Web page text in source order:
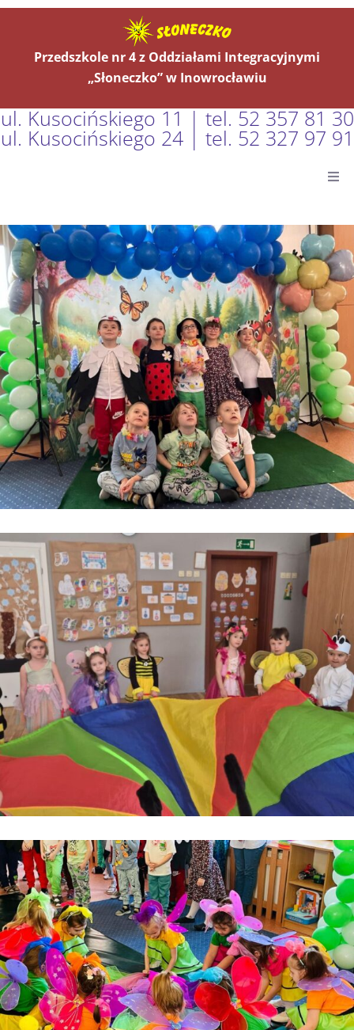
Przedszkole nr 4 z Oddziałami Integracyjnymi
„Słoneczko” w Inowrocławiu
ul. Kusocińskiego 11 | tel. 52 357 81 30
ul. Kusocińskiego 24 | tel. 52 327 97 91
Aktualności
O Nas
Grupy
Kontakt